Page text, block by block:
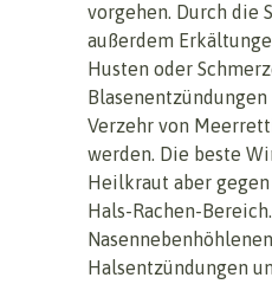
vorgehen. Durch die
außerdem
Husten oder
Verzehr von
werden. Die beste
Heilkraut aber
Hals-Rachen-Bereich.
Halsentzündungen